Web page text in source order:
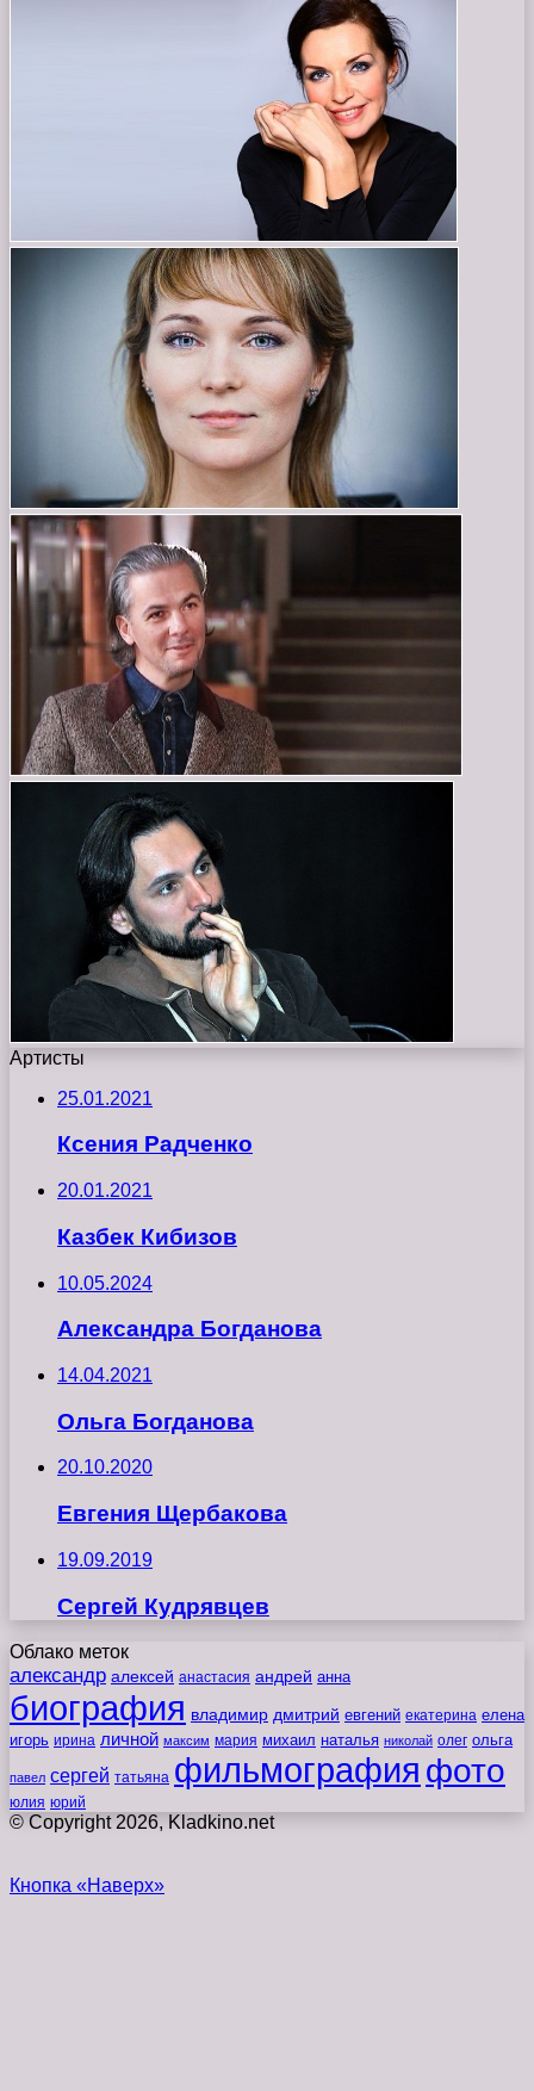
Артисты
25.01.2021
Ксения Радченко
20.01.2021
Казбек Кибизов
10.05.2024
Александра Богданова
14.04.2021
Ольга Богданова
20.10.2020
Евгения Щербакова
19.09.2019
Сергей Кудрявцев
Облако меток
александр алексей анастасия андрей анна
биография владимир дмитрий евгений екатерина елена
игорь ирина личной максим мария михаил наталья николай олег ольга
павел сергей татьяна фильмография фото
юлия юрий
© Copyright 2026, Kladkino.net
Кнопка «Наверх»